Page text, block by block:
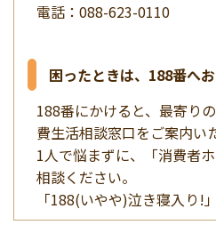
電話：088-623-0110
困ったときは、188番へ
188番にかけると、最寄り
費生活相談窓口をご案内い
1人で悩まずに、「消費者
相談ください。
「188(いやや)泣き寝入り!